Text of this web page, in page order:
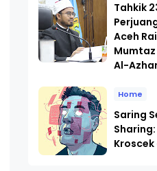
Tahkik
Aceh
Al-
Home
Saring